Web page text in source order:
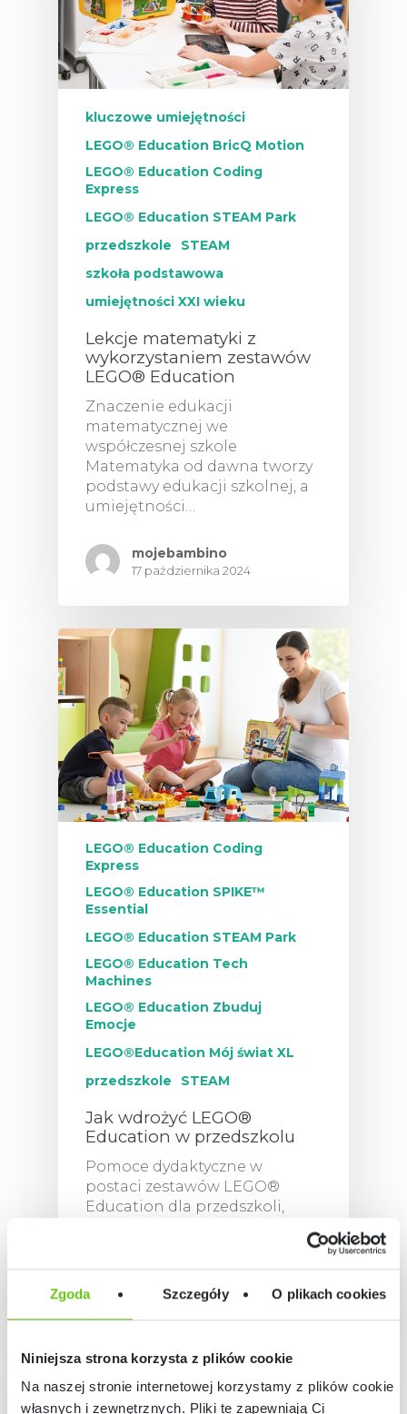
Zgoda Szczegóły O plikach cookies
Niniejsza strona korzysta z plików cookie
Na naszej stronie internetowej korzystamy z plików cookie:
własnych i zewnętrznych. Pliki te zapewniają Ci
kluczowe umiejętności
LEGO® Education BricQ Motion
LEGO® Education Coding
Express
LEGO® Education STEAM Park
przedszkole
STEAM
szkoła podstawowa
umiejętności XXI wieku
Lekcje matematyki z
wykorzystaniem zestawów
LEGO® Education
Znaczenie edukacji
matematycznej we
współczesnej szkole
Matematyka od dawna tworzy
podstawy edukacji szkolnej, a
umiejętności…
mojebambino
17 października 2024
LEGO® Education Coding
Express
LEGO® Education SPIKE™
Essential
LEGO® Education STEAM Park
LEGO® Education Tech
Machines
LEGO® Education Zbuduj
Emocje
LEGO®Education Mój świat XL
przedszkole
STEAM
Jak wdrożyć LEGO®
Education w przedszkolu
Pomoce dydaktyczne w
postaci zestawów LEGO®
Education dla przedszkoli,
mojebambino
LEGO®
EDUCATION
Koncepcja
Żłobek I
PRODUKTY